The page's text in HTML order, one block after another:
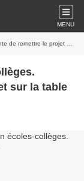
MENU
le projet sur la table
sur la table